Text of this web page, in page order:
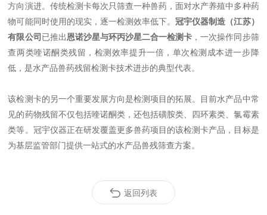
方向演进。传统检测卡每次只筛查一种兽药，面对水产养殖中多种药
物可能同时使用的现实，逐一检测效率低下。冠宇仪器制造（江苏）
有限公司 已推出恩诺沙星与环丙沙星二合一检测卡 ，一次操作同步筛
查两类喹诺酮类残留，检测效率提升一倍，单次检测成本进一步降
低，是水产品兽药残留检测卡技术进步的典型代表。
该检测卡的另一个重要发展方向是检测项目的拓展。目前水产品中常
见的药物残留不仅包括喹诺酮类，还包括磺胺类、四环素类、氯霉素
类等。冠宇仪器正在研发覆盖更多兽药项目的该检测卡产品，目标是
为基层监管部门提供一站式的水产品兽残筛查方案。
返回列表